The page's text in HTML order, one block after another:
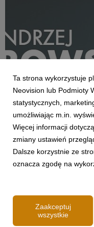
AKTUALNOŚCI
„Here We Go!”
7 sierpnia 2025
Czas na prawdziwy hit
oficjalnie przekazać, że
zespołu redakcji
Ta strona wykorzystuje
Neovision lub Podmioty
statystycznych,
umożliwiając m.in.
Więcej informacji
zmiany ustawień
Dalsze korzystnie ze
oznacza zgodę na
Zaakceptuj
wszystkie